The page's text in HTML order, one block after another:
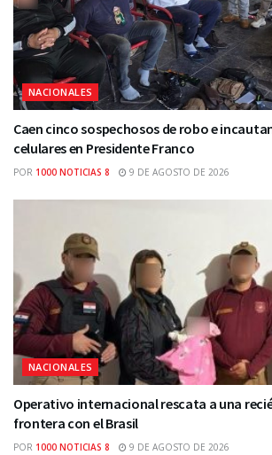
NACIONALES
Caen cinco sospechosos de robo e
celulares en Presidente Franco
POR 1000 NOTICIAS 8 9 DE AGOSTO DE 2026
NACIONALES
Operativo internacional rescata a una
frontera con el Brasil
POR 1000 NOTICIAS 8 9 DE AGOSTO DE 2026